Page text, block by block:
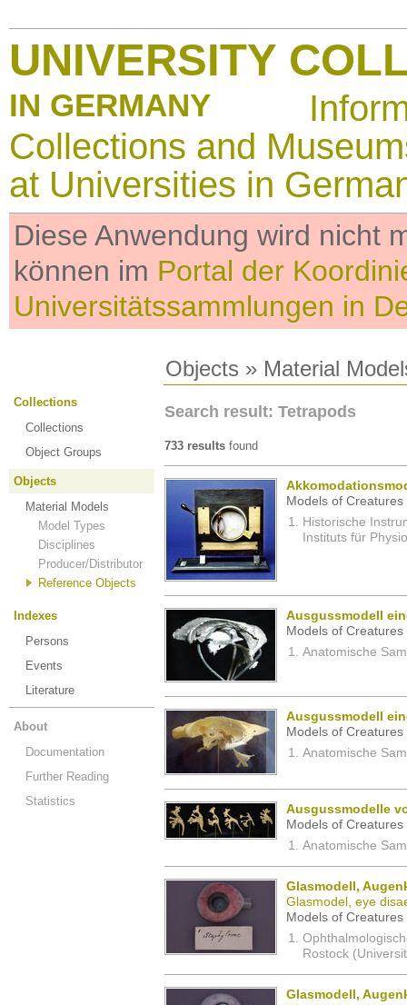
UNIVERSITY
IN GERMANY
Collections and
at Universities in
Diese Anwendung wird nicht
können im Portal der
Universitätssammlungen in
Objects » Material
Collections
Collections
Object Groups
Objects
Material Models
Model Types
Disciplines
Producer/Distributor
Reference Objects
Indexes
Persons
Events
Literature
About
Documentation
Further Reading
Statistics
Search result: Tetrapods
733 results found
Models of
Historische
Instituts für
Ausgussmodell
Models of
Anatomische
Ausgussmodell
Models of
Anatomische
Ausgussmodelle
Models of
Anatomische
Glasmodell,
Glasmodel, eye
Models of
Rostock
Glasmodell,